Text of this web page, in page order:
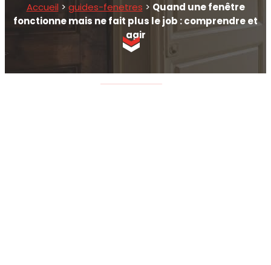
Accueil > guides-fenetres > Quand une fenêtre
fonctionne mais ne fait plus le job : comprendre et
agir